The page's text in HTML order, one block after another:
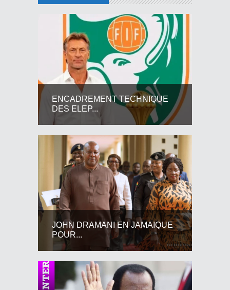
ENCADREMENT TECHNIQUE
DES ELEP...
JOHN DRAMANI EN JAMAIQUE
POUR...